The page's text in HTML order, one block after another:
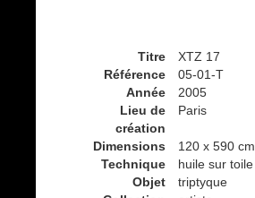
Titre
XTZ 17
Référence
05-01-T
Année
2005
Lieu de
création
Paris
Dimensions
120 x 590 cm
Technique
huile sur toile
Objet
triptyque